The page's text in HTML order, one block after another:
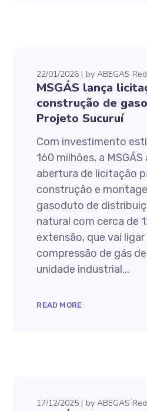
22/01/2026 byABEGAS
MSGÁS lança
construção de
Projeto Sucuruí
Com investimento
160 milhões, a
abertura de licitação
construção e
gasoduto de
natural com cerca de
extensão, que vai
compressão de gás
unidade industrial...
READ MORE
17/12/2025 byABEGAS